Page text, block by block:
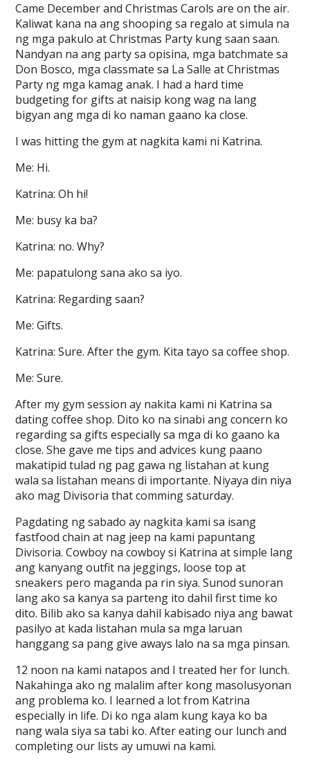
Came December and Christmas Carols are on the air.
Kaliwat kana na ang shooping sa regalo at simula na
ng mga pakulo at Christmas Party kung saan saan.
Nandyan na ang party sa opisina, mga batchmate sa
Don Bosco, mga classmate sa La Salle at Christmas
Party ng mga kamag anak. I had a hard time
budgeting for gifts at naisip kong wag na lang
bigyan ang mga di ko naman gaano ka close.
I was hitting the gym at nagkita kami ni Katrina.
Me: Hi.
Katrina: Oh hi!
Me: busy ka ba?
Katrina: no. Why?
Me: papatulong sana ako sa iyo.
Katrina: Regarding saan?
Me: Gifts.
Katrina: Sure. After the gym. Kita tayo sa coffee shop.
Me: Sure.
After my gym session ay nakita kami ni Katrina sa
dating coffee shop. Dito ko na sinabi ang concern ko
regarding sa gifts especially sa mga di ko gaano ka
close. She gave me tips and advices kung paano
makatipid tulad ng pag gawa ng listahan at kung
wala sa listahan means di importante. Niyaya din niya
ako mag Divisoria that comming saturday.
Pagdating ng sabado ay nagkita kami sa isang
fastfood chain at nag jeep na kami papuntang
Divisoria. Cowboy na cowboy si Katrina at simple lang
ang kanyang outfit na jeggings, loose top at
sneakers pero maganda pa rin siya. Sunod sunoran
lang ako sa kanya sa parteng ito dahil first time ko
dito. Bilib ako sa kanya dahil kabisado niya ang bawat
pasilyo at kada listahan mula sa mga laruan
hanggang sa pang give aways lalo na sa mga pinsan.
12 noon na kami natapos and I treated her for lunch.
Nakahinga ako ng malalim after kong masolusyonan
ang problema ko. I learned a lot from Katrina
especially in life. Di ko nga alam kung kaya ko ba
nang wala siya sa tabi ko. After eating our lunch and
completing our lists ay umuwi na kami.